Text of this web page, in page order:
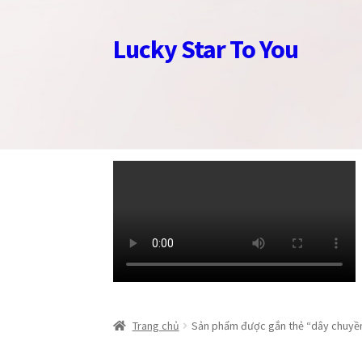
Đi
đến
Chuyển
đến
Lucky Star To You
Trang chủ Sản phẩm được gắn thẻ “dây